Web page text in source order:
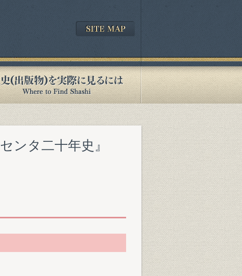
ンタ二十年史』